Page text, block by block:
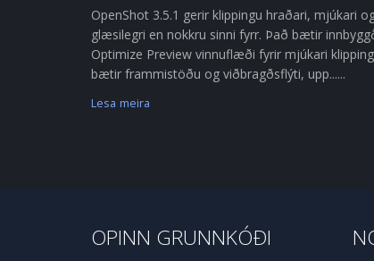
OpenShot 3.5.1 gerir klippingu hraðari, mjúkari
glæsilegri en nokkru sinni fyrr. Það bætir
Optimize Preview vinnuflæði fyrir mjúkari
bætir frammistöðu og viðbragðsflýti, upp......
Lesa meira
OPINN GRUNNKÓÐI